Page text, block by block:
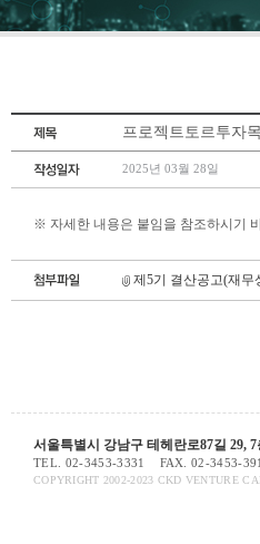
프로젝트토르투자
2025년 03월 28일
※ 자세한 내용은 붙임을 참조하시기
제5기 결산공고(재무
서울특별시 강남구 테헤란로87길 29,
TEL. 02-3453-3331 FAX. 02-3453-
COPYRIGHT 2002-2023 CKD VENTURE